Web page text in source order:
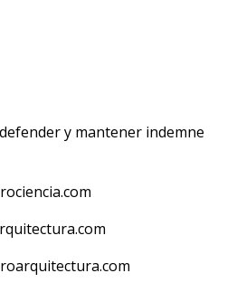
y mantener indemne